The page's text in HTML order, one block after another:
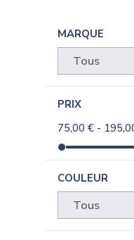
MARQUE
PRIX
75,00 € -
COULEUR